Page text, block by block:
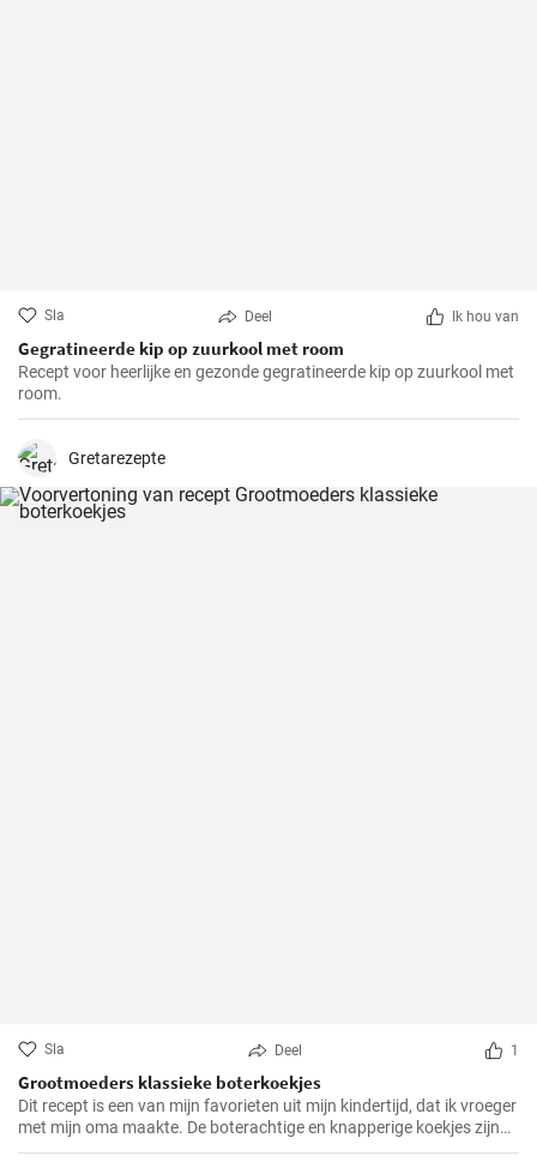
Sla Deel Ik hou van
Gegratineerde kip op zuurkool met room
Recept voor heerlijke en gezonde gegratineerde kip op zuurkool met
room.
Gretarezepte
Sla Deel 1
Grootmoeders klassieke boterkoekjes
Dit recept is een van mijn favorieten uit mijn kindertijd, dat ik vroeger
met mijn oma maakte. De boterachtige en knapperige koekjes zijn
niet alleen makkelijk te maken, maar brengen ook diepe